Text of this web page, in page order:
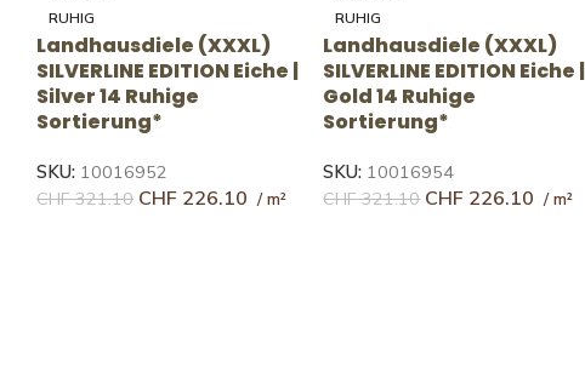
NATUR-LEBHAFT
Landhausdiele (XXXL)
SILVERLINE EDITION Eiche |
Crema 35 Lebhafte
Sortierung
SKU: 10118957
CHF273.49 CHF185.78
Landhausdiele (XXXL)
SILVERLINE EDITION Eiche |
Avorio 35 Lebhafte
Sortierung
CHF 179.00